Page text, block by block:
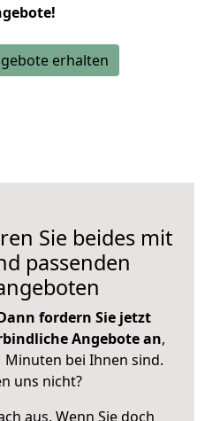
erhalten
Sie beides mit
passenden
fordern Sie jetzt
Angebote an,
Minuten bei Ihnen sind.
uns nicht?
aus. Wenn Sie doch